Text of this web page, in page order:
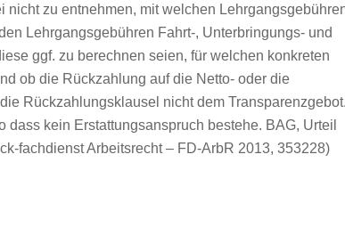
zu entnehmen, mit welchen
Lehrgangsgebühren Fahrt-, Unterbringungs- und
ggf. zu berechnen seien, für welchen konkreten
ob die Rückzahlung auf die Netto- oder die
Rückzahlungsklausel nicht dem Transparenzgebot.
kein Erstattungsanspruch bestehe. BAG, Urteil
fachdienst Arbeitsrecht – FD-ArbR 2013, 353228)